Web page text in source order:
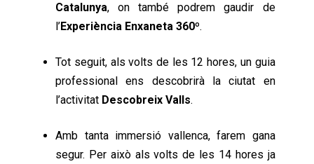
Catalunya, on també podrem gaudir de
l’Experiència Enxaneta 360º.
Tot seguit, als volts de les 12 hores, un guia
professional ens descobrirà la ciutat en
l’activitat Descobreix Valls.
Amb tanta immersió vallenca, farem gana
segur. Per això als volts de les 14 hores ja